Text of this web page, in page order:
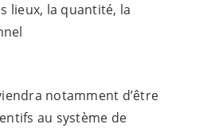
lieux, la quantité, la
notamment d’être
au système de